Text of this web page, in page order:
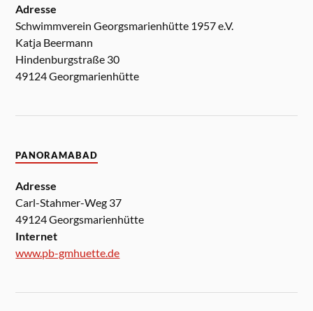
Adresse
Schwimmverein Georgsmarienhütte 1957 e.V.
Katja Beermann
Hindenburgstraße 30
49124 Georgmarienhütte
PANORAMABAD
Adresse
Carl-Stahmer-Weg 37
49124 Georgsmarienhütte
Internet
www.pb-gmhuette.de